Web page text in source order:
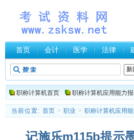
首页 会计 医学 法律
职称计算机首页 职称计算机应用能力
当前位置: 首页 > 职业 > 职称计算机应用
记施乐m115b提示